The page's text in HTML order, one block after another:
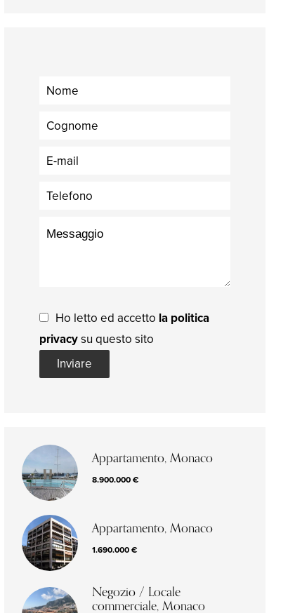
Ho letto ed accetto la politica
privacysu questo sito
Inviare
Appartamento, Monaco
8.900.000 €
Appartamento, Monaco
1.690.000 €
Negozio / Locale
commerciale, Monaco